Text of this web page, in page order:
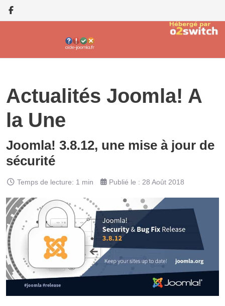
Actualités Joomla! A
la Une
Joomla! 3.8.12, une mise à jour de
sécurité
Temps de lecture: 1 min Publié le : 28 Août 2018